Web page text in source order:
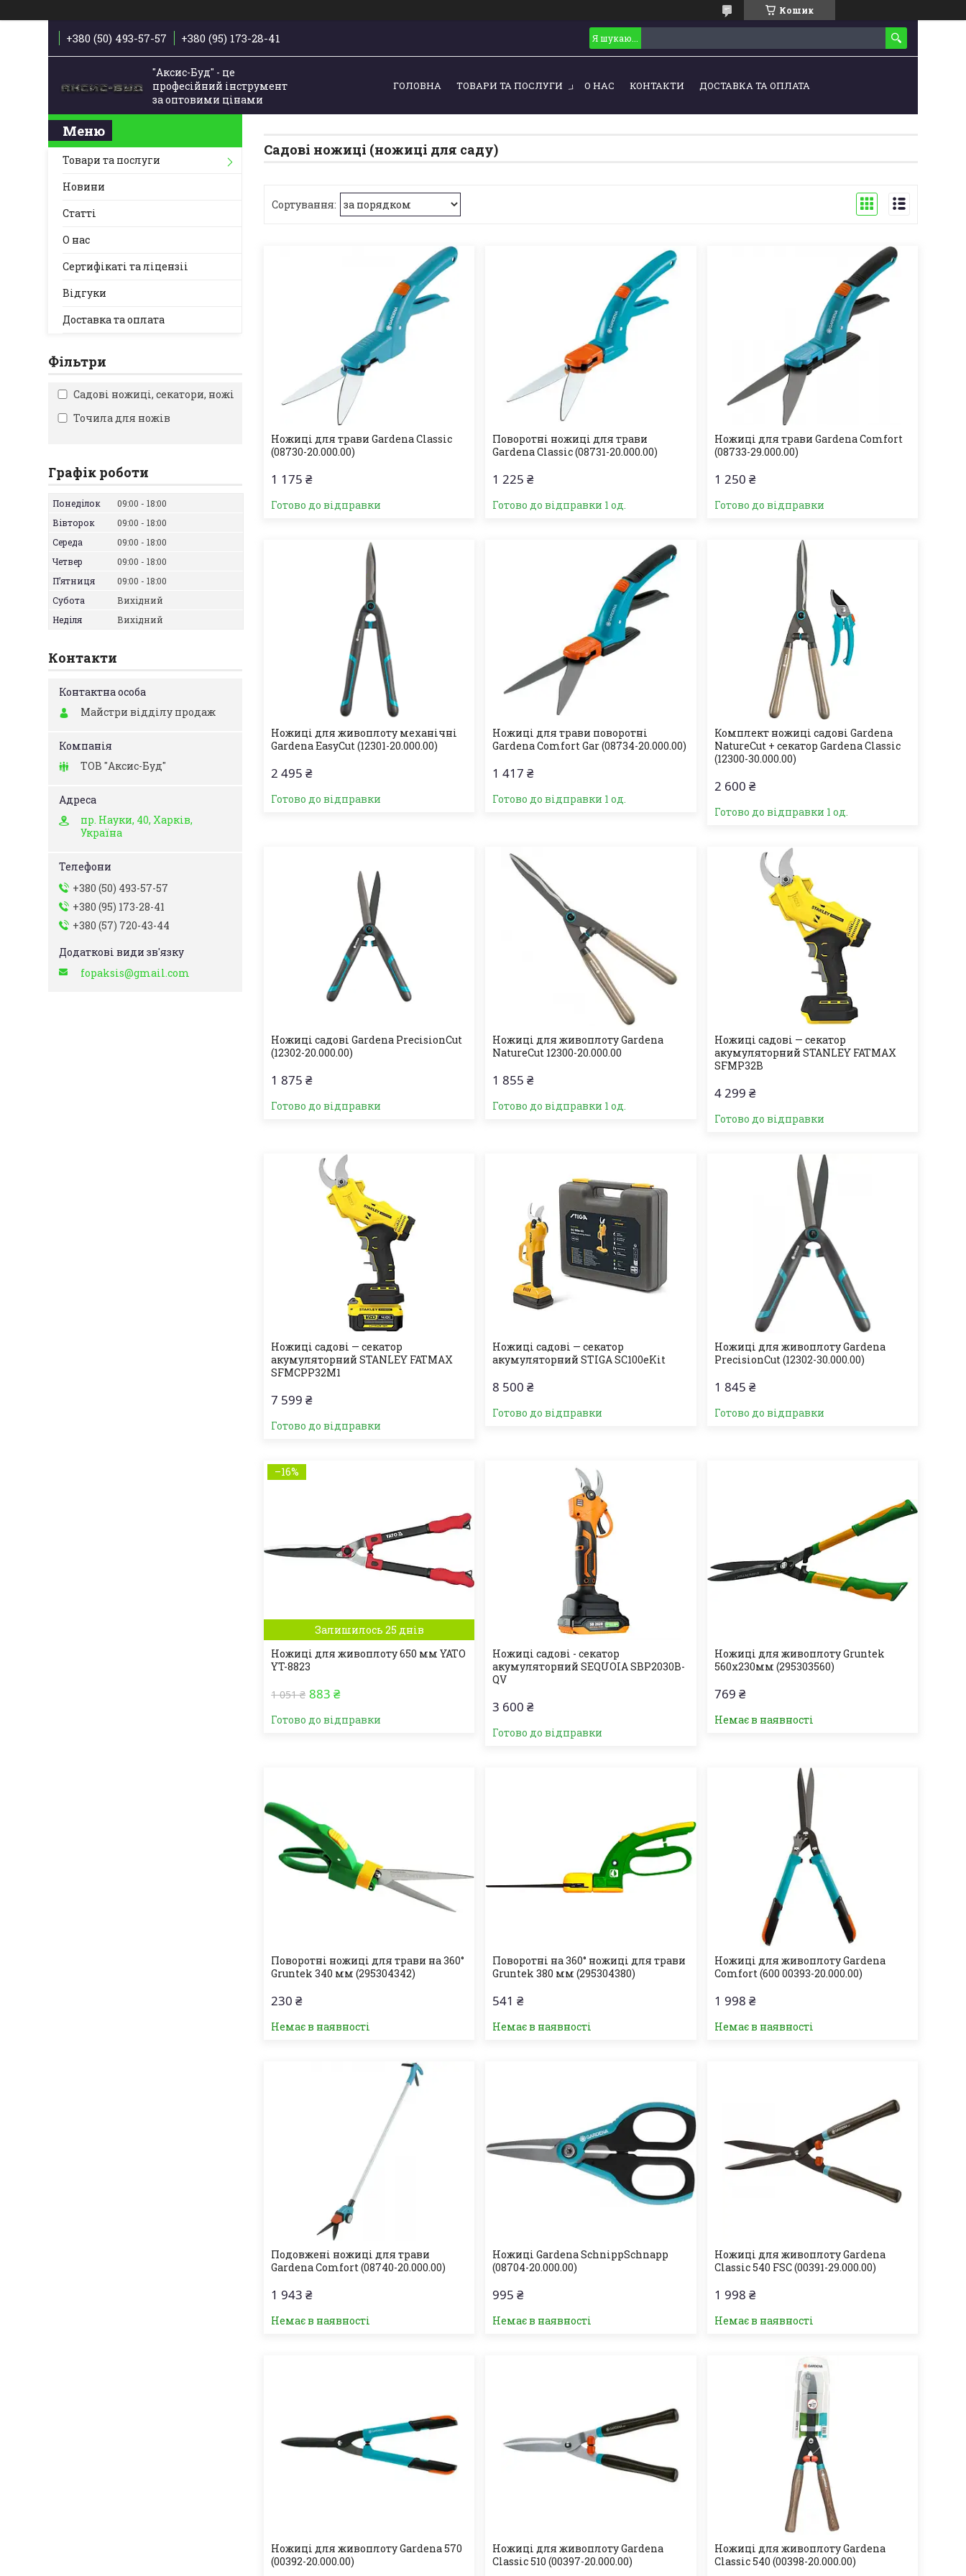
Кошик
+380 (50) 493-57-57 +380 (95) 173-28-41
"Аксис-Буд" - це
професійний інструмент
за оптовими цінами
ГОЛОВНА ТОВАРИ ТА ПОСЛУГИ О НАС КОНТАКТИ ДОСТАВКА ТА ОПЛАТА
Садові ножиці (ножиці для саду)
Ножиці для трави Gardena Classic
(08730-20.000.00)
1 175 ₴
Готово до відправки
Поворотні ножиці для трави
Gardena Classic (08731-20.000.00)
1 225 ₴
Готово до відправки 1 од.
Ножиці для трави Gardena Comfort
(08733-29.000.00)
1 250 ₴
Готово до відправки
Ножиці для живоплоту механічні
Gardena EasyCut (12301-20.000.00)
2 495 ₴
Готово до відправки
Ножиці для трави поворотні
Gardena Comfort Gar (08734-20.000.00)
1 417 ₴
Готово до відправки 1 од.
Комплект ножиці садові Gardena
NatureCut + секатор Gardena Classic
(12300-30.000.00)
2 600 ₴
Готово до відправки 1 од.
Ножиці садові Gardena PrecisionCut
(12302-20.000.00)
1 875 ₴
Готово до відправки
Ножиці для живоплоту Gardena
NatureCut 12300-20.000.00
1 855 ₴
Готово до відправки 1 од.
Ножиці садові — секатор
акумуляторний STANLEY FATMAX
SFMP32B
4 299 ₴
Готово до відправки
Ножиці садові — секатор
акумуляторний STANLEY FATMAX
SFMCPP32M1
7 599 ₴
Готово до відправки
Ножиці садові — секатор
акумуляторний STIGA SC100eKit
8 500 ₴
Готово до відправки
Ножиці для живоплоту Gardena
PrecisionCut (12302-30.000.00)
1 845 ₴
Готово до відправки
–16%
Залишилось 25 днів
Ножиці для живоплоту 650 мм YATO
YT-8823
1 051 ₴ 883 ₴
Готово до відправки
Ножиці садові - секатор
акумуляторний SEQUOIA SBP2030B-
QV
3 600 ₴
Готово до відправки
Ножиці для живоплоту Gruntek
560х230мм (295303560)
769 ₴
Немає в наявності
Поворотні ножиці для трави на 360°
Gruntek 340 мм (295304342)
230 ₴
Немає в наявності
Поворотні на 360° ножиці для трави
Gruntek 380 мм (295304380)
541 ₴
Немає в наявності
Ножиці для живоплоту Gardena
Comfort (600 00393-20.000.00)
1 998 ₴
Немає в наявності
Подовжені ножиці для трави
Gardena Comfort (08740-20.000.00)
1 943 ₴
Немає в наявності
Ножиці Gardena SchnippSchnapp
(08704-20.000.00)
995 ₴
Немає в наявності
Ножиці для живоплоту Gardena
Classic 540 FSC (00391-29.000.00)
1 998 ₴
Немає в наявності
Ножиці для живоплоту Gardena 570
(00392-20.000.00)
Ножиці для живоплоту Gardena
Classic 510 (00397-20.000.00)
Ножиці для живоплоту Gardena
Classic 540 (00398-20.000.00)
Товари та послуги
Новини
Статті
О нас
Сертифікаті та ліцензіі
Відгуки
Доставка та оплата
Фільтри
Садові ножиці, секатори, ножі
Точила для ножів
Графік роботи
Понеділок 09:00
18:00
Вівторок
09:00
18:00
Середа
09:00
18:00
Четвер
09:00
18:00
Пʼятниця
09:00
18:00
Субота
Вихідний
Неділя
Вихідний
Контакти
Майстри відділу продаж
ТОВ "Аксис-Буд"
пр. Науки, 40, Харків,
Україна
+380 (50) 493-57-57
+380 (95) 173-28-41
+380 (57) 720-43-44
fopaksis@gmail.com